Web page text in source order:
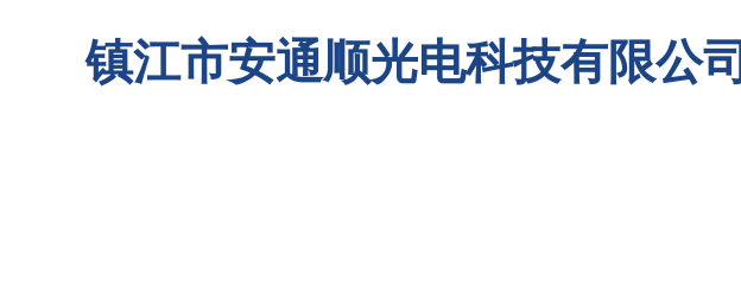
镇江市安通顺光电科技有限公司